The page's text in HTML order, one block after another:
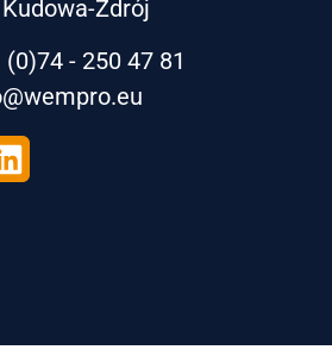
Zdrój
(0)74 - 250 47 81